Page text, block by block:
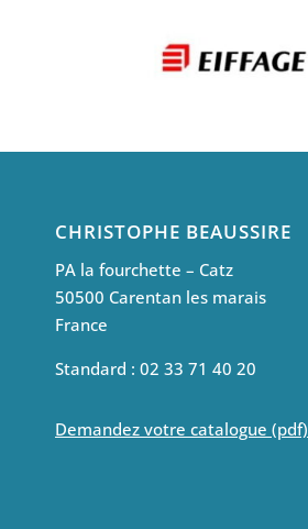
CHRISTOPHE BEAUSSIRE
PA la fourchette – Catz
50500 Carentan les marais
France
Standard : 02 33 71 40 20
Demandez votre catalogue (pdf)